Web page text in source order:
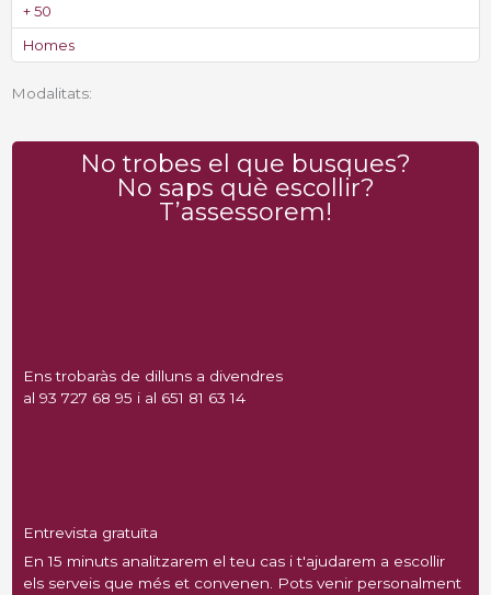
+ 50
Homes
Modalitats:
No trobes el que busques?
No saps què escollir?
T’assessorem!
Ens trobaràs de dilluns a divendres
al 93 727 68 95 i al 651 81 63 14
Entrevista gratuïta
En 15 minuts analitzarem el teu cas i t'ajudarem a escollir
els serveis que més et convenen. Pots venir personalment